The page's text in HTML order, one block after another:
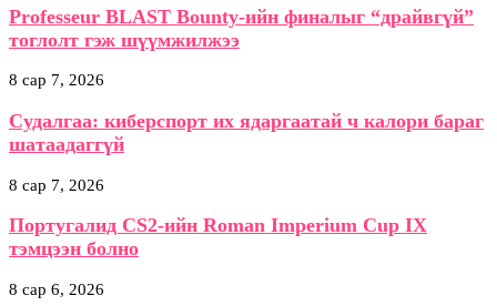
Professeur BLAST Bounty-ийн финалыг “драйвгүй”
тоглолт гэж шүүмжилжээ
8 сар 7, 2026
Судалгаа: киберспорт их ядаргаатай ч калори бараг
шатаадаггүй
8 сар 7, 2026
Португалид CS2-ийн Roman Imperium Cup IX
тэмцээн болно
8 сар 6, 2026